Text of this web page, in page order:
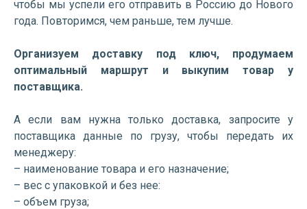
чтобы мы успели его отправить в Россию до Нового
года. Повторимся, чем раньше, тем лучше.
Организуем доставку под ключ, продумаем
оптимальный маршрут и выкупим товар у
поставщика.
А если вам нужна только доставка, запросите у
поставщика данные по грузу, чтобы передать их
менеджеру:
– наименование товара и его назначение;
– вес с упаковкой и без нее:
– объем груза;